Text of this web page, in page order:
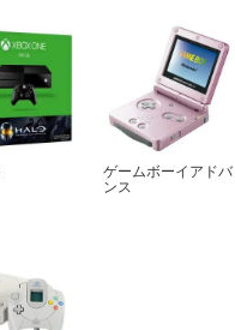
ゲームボーイアドバ
ンス